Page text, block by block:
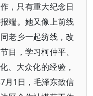
，只有重大纪念日
端。她又像上前线
老乡一起纺线，改
目，学习柯仲平、
、大众化的经验，
月1日，毛泽东致信